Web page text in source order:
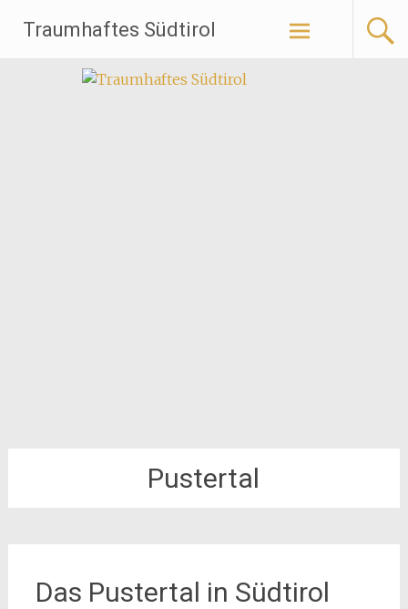
Traumhaftes Südtirol
Weiter
Pustertal
Das Pustertal in Südtirol